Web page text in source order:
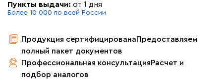
Пункты выдачи: от 1 дня
Более 10 000 по всей России
Продукция сертифицированаПредоставляем
полный пакет документов
Профессиональная консультацияРасчет и
подбор аналогов